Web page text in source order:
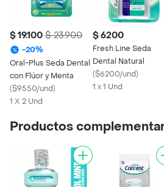
$ 19.100 $ 23.900
-20%
Oral-Plus Seda Dental
con Flúor y Menta
($9550/und)
1 X 2 Und
$ 6200
Fresh Line Seda
Dental Natural
($6200/und)
1 x 1 Und
Productos